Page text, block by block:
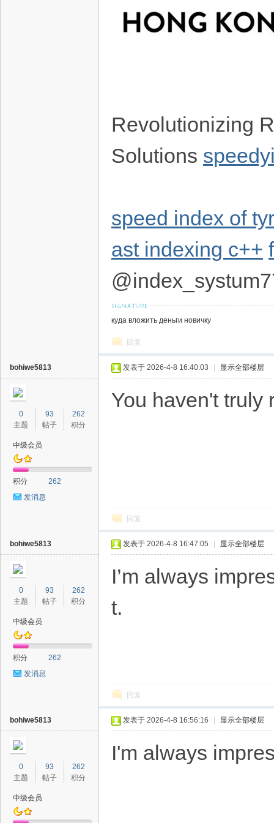
Revolutionizing
Solutions
speed index of
ast indexing c++
куда вложить деньги новичку
回复
bohiwe5813
0
主题
93
帖子
262
积分
中级会员
积分
262
发消息
发表于 2026-4-8 16:40:03 显示全部楼层
You haven't
回复
bohiwe5813
0
主题
93
帖子
262
积分
中级会员
积分
262
发消息
发表于 2026-4-8 16:47:05 显示全部楼层
I’m always
t.
回复
bohiwe5813
0
主题
93
帖子
262
积分
中级会员
发表于 2026-4-8 16:56:16 显示全部楼层
I'm always